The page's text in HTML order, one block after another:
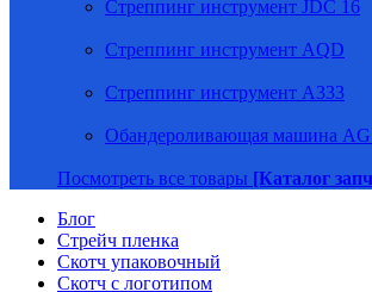
Стреппинг инструмент JDC 16
Стреппинг инструмент AQD
Стреппинг инструмент A333
Обандероливающая машина AG
Посмотреть все товары [Каталог
Блог
Стрейч пленка
Скотч упаковочный
Скотч с логотипом